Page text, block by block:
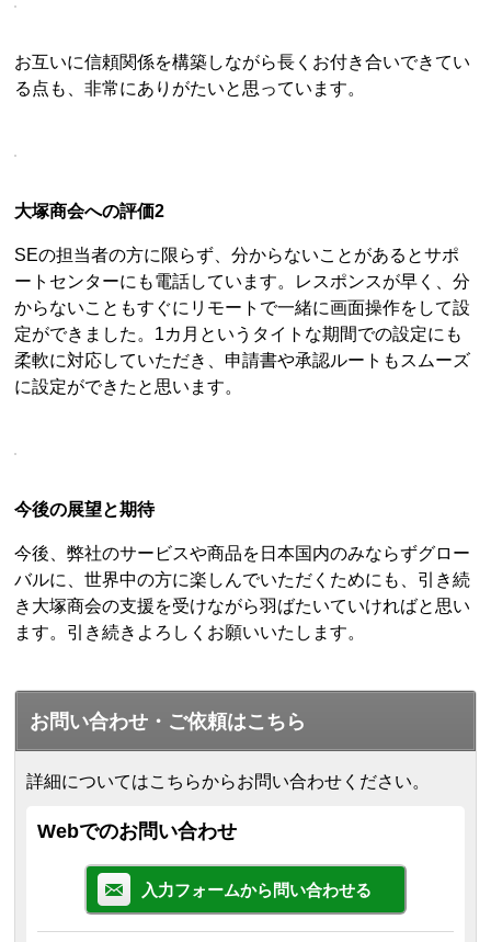
お互いに信頼関係を構築しながら長くお付き合いできてい
る点も、非常にありがたいと思っています。
大塚商会への評価2
SEの担当者の方に限らず、分からないことがあるとサポ
ートセンターにも電話しています。レスポンスが早く、分
からないこともすぐにリモートで一緒に画面操作をして設
定ができました。1カ月というタイトな期間での設定にも
柔軟に対応していただき、申請書や承認ルートもスムーズ
に設定ができたと思います。
今後の展望と期待
今後、弊社のサービスや商品を日本国内のみならずグロー
バルに、世界中の方に楽しんでいただくためにも、引き続
き大塚商会の支援を受けながら羽ばたいていければと思い
ます。引き続きよろしくお願いいたします。
お問い合わせ・ご依頼はこちら
詳細についてはこちらからお問い合わせください。
Webでのお問い合わせ
入力フォームから問い合わせる